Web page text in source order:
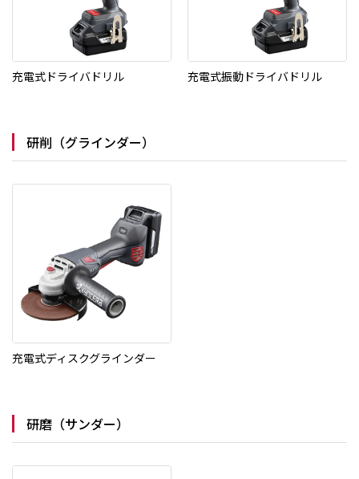
充電式ドライバドリル 充電式振動ドライバドリル
研削（グラインダー）
充電式ディスクグラインダー
研磨（サンダー）